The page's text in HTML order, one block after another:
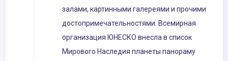
залами, картинными галереями и прочими
достопримечательностями. Всемирная
организация ЮНЕСКО внесла в список
Мирового Наследия планеты панораму